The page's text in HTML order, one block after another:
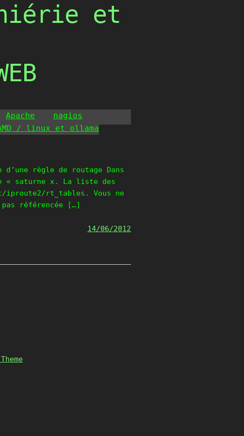
et
Apache
nagios
/ linux et ollama
règle de routage Dans
« saturne x. La liste des
rt_tables. Vous ne
référencée […]
14/06/2012